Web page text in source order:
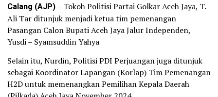
Calang (AJP)– Tokoh Politisi Partai Golkar Aceh Jaya, T.
Ali Tar ditunjuk menjadi ketua tim pemenangan
Pasangan Calon Bupati Aceh Jaya Jalur Independen,
Yusdi – Syamsuddin Yahya
Selain itu, Nurdin, Politisi PDI Perjuangan juga ditunjuk
sebagai Koordinator Lapangan (Korlap) Tim Pemenangan
H2D untuk memenangkan Pemilihan Kepala Daerah